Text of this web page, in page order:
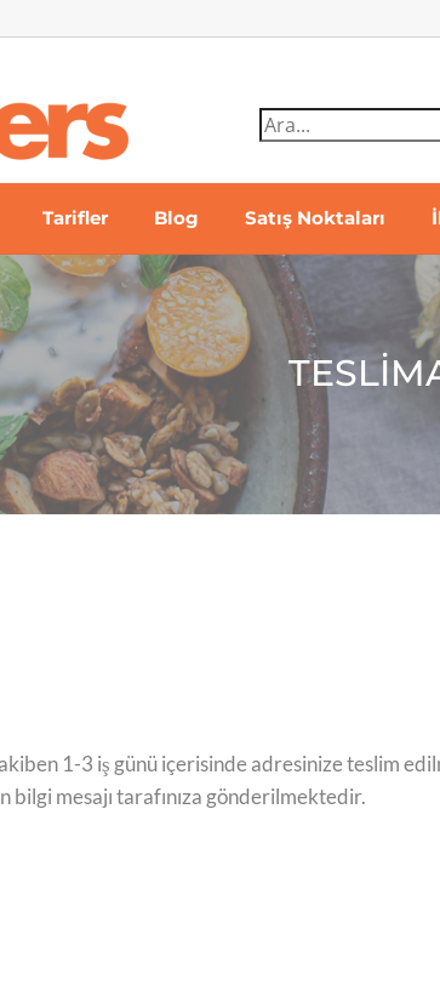
Tarifler Blog Satış Noktaları
1-3 iş günü içerisinde adresinize teslim
bilgi mesajı tarafınıza gönderilmektedir.